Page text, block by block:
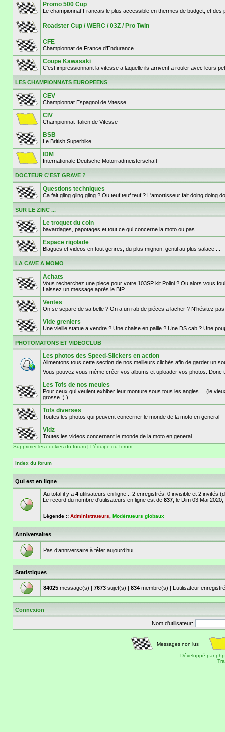
Promo 500 Cup
Le championnat Français le plus accessible en thermes de budget, et des
Roadster Cup / WERC / 03Z / Pro Twin
CFE
Championnat de France d'Endurance
Coupe Kawasaki
C'est impressionnant la vitesse a laquelle ils arrivent a rouler avec leurs
LES CHAMPIONNATS EUROPEENS
CEV
Championnat Espagnol de Vitesse
CIV
Championnat Italien de Vitesse
BSB
Le British Superbike
IDM
Internationale Deutsche Motorradmeisterschaft
DOCTEUR C'EST GRAVE ?
Questions techniques
Ca fait gling gling gling ? Ou teuf teuf teuf ? L'amortisseur fait doing doing
SUR LE ZINC ...
Le troquet du coin
bavardages, papotages et tout ce qui concerne la moto ou pas
Espace rigolade
Blagues et videos en tout genres, du plus mignon, gentil au plus salace ...
LA CAVE A MOMO
Achats
Vous recherchez une piece pour votre 103SP kit Polini ? Ou alors vous
Laissez un message après le BIP ...
Ventes
On se separe de sa belle ? On a un rab de piéces a lacher ? N'hésitez
Vide greniers
Une vieille statue a vendre ? Une chaise en paille ? Une DS cab ? Une
PHOTOMATONS ET VIDEOCLUB
Les photos des Speed-Slickers en action
Alimentons tous cette section de nos meilleurs clichés afin de garder un
Vous pouvez vous même créer vos albums et uploader vos photos. Donc
Les Tofs de nos meules
Pour ceux qui veulent exhiber leur monture sous tous les angles ... (le
grosse ;) )
Tofs diverses
Toutes les photos qui peuvent concerner le monde de la moto en general
Vidz
Toutes les videos concernant le monde de la moto en general
Supprimer les cookies du forum | L’équipe du forum
Index du forum
Qui est en ligne
Au total il y a 4 utilisateurs en ligne :: 2 enregistrés, 0 invisible et 2 invités
Le record du nombre d'utilisateurs en ligne est de 837 , le Dim 03 Mai
Légende :: Administrateurs Modérateurs globaux
Anniversaires
Pas d’anniversaire à fêter aujourd’hui
Statistiques
84025 message(s) | 7673 sujet(s) | 834 membre(s) | L’utilisateur
Connexion
Nom d'utilisateur:
Messages non lus
Développé par